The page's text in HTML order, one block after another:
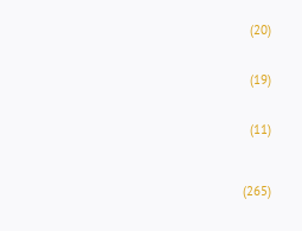
(20)
(19)
(11)
(265)